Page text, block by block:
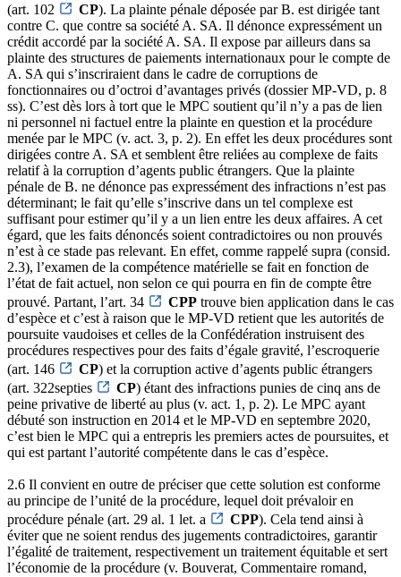
(art. 102
CP). La plainte pénale déposée par B. est dirigée tant
contre C. que contre sa société A. SA. Il dénonce expressément un
crédit accordé par la société A. SA. Il expose par ailleurs dans sa
plainte des structures de paiements internationaux pour le compte de
A. SA qui s’inscriraient dans le cadre de corruptions de
fonctionnaires ou d’octroi d’avantages privés (dossier MP-VD, p. 8
ss). C’est dès lors à tort que le MPC soutient qu’il n’y a pas de lien
ni personnel ni factuel entre la plainte en question et la procédure
menée par le MPC (v. act. 3, p. 2). En effet les deux procédures sont
dirigées contre A. SA et semblent être reliées au complexe de faits
relatif à la corruption d’agents public étrangers. Que la plainte
pénale de B. ne dénonce pas expressément des infractions n’est pas
déterminant; le fait qu’elle s’inscrive dans un tel complexe est
suffisant pour estimer qu’il y a un lien entre les deux affaires. A cet
égard, que les faits dénoncés soient contradictoires ou non prouvés
n’est à ce stade pas relevant. En effet, comme rappelé supra (consid.
2.3), l’examen de la compétence matérielle se fait en fonction de
l’état de fait actuel, non selon ce qui pourra en fin de compte être
prouvé. Partant, l’art. 34
CPP trouve bien application dans le cas
d’espèce et c’est à raison que le MP-VD retient que les autorités de
poursuite vaudoises et celles de la Confédération instruisent des
procédures respectives pour des faits d’égale gravité, l’escroquerie
(art. 146
CP) et la corruption active d’agents public étrangers
(art. 322septies
CP) étant des infractions punies de cinq ans de
peine privative de liberté au plus (v. act. 1, p. 2). Le MPC ayant
débuté son instruction en 2014 et le MP-VD en septembre 2020,
c’est bien le MPC qui a entrepris les premiers actes de poursuites, et
qui est partant l’autorité compétente dans le cas d’espèce.
2.6 Il convient en outre de préciser que cette solution est conforme
au principe de l’unité de la procédure, lequel doit prévaloir en
procédure pénale (art. 29 al. 1 let. a
CPP). Cela tend ainsi à
éviter que ne soient rendus des jugements contradictoires, garantir
l’égalité de traitement, respectivement un traitement équitable et sert
l’économie de la procédure (v. Bouverat, Commentaire romand,